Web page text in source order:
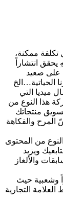
تكلفة ممكنة،
انتشاراً
على صعيد
الحياتية…الخ
ميديا التي
هذا النوع من
منتجاتك
المرح والفكاهة
النوع من المحتوى
ويزيد
والألغاز
وشعبية حيث
التجارية